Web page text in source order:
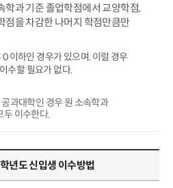
학과 기준 졸업학점에서 교양학점,
점을 차감한 나머지 학점만큼만
이하인 경우가 있으며. 이럴 경우
수할 필요가 없다.
과대학인 경우 원 소속학과
두 이수한다.
년도 신입생 이수방법